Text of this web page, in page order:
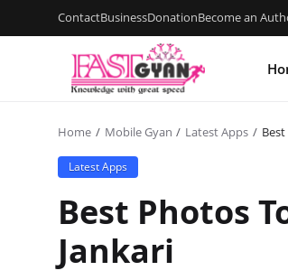
ContactBusinessDonationBecome an
Home Mobile Gyan Latest Apps
Latest Apps
Best Photos
Jankari